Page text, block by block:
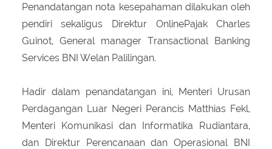
Penandatangan nota kesepahaman dilakukan oleh
pendiri sekaligus Direktur OnlinePajak Charles
Guinot, General manager Transactional Banking
Services BNI Welan Palilingan.
Hadir dalam penandatangan ini, Menteri Urusan
Perdagangan Luar Negeri Perancis Matthias Fekl,
Menteri Komunikasi dan Informatika Rudiantara,
dan Direktur Perencanaan dan Operasional BNI